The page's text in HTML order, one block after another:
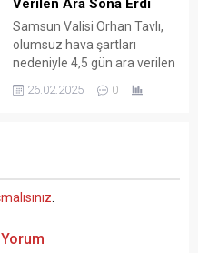
112 Acil Çağrı...
Samsun Valisi Orhan Tavlı,
olumsuz hava şartları
nedeniyle 4,5 gün ara verilen
devam edeceğini açıkladı.
süredir hasretini çektiğimiz
etkisinde geçen bir haftayı
26.02.2025 0